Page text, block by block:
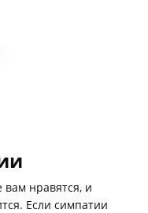
нравятся, и
Если симпатии